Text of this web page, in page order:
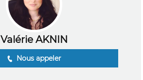
Valérie AKNIN
Nous appeler